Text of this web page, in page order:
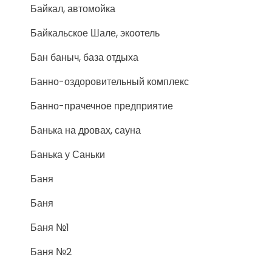
Байкал, автомойка
Байкальское Шале, экоотель
Бан баныч, база отдыха
Банно-оздоровительный комплекс
Банно-прачечное предприятие
Банька на дровах, сауна
Банька у Саньки
Баня
Баня
Баня №1
Баня №2